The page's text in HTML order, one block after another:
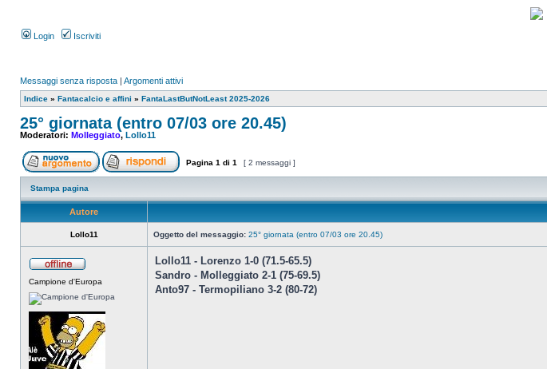
Login Iscriviti
Messaggi senza risposta | Argomenti attivi
Indice » Fantacalcio e affini » FantaLastButNotLeast 2025-2026
25° giornata (entro 07/03 ore 20.45)
Moderatori: Molleggiato, Lollo11
Pagina 1 di 1 [ 2 messaggi ]
Stampa pagina
Autore
Lollo11 Oggetto del messaggio: 25° giornata (entro 07/03 ore 20.45)
Campione d'Europa
Lollo11 - Lorenzo 1-0 (71.5-65.5)
Sandro - Molleggiato 2-1 (75-69.5)
Anto97 - Termopiliano 3-2 (80-72)